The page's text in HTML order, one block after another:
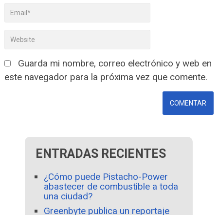
Guarda mi nombre, correo electrónico y web en
este navegador para la próxima vez que comente.
ENTRADAS RECIENTES
¿Cómo puede Pistacho-Power
abastecer de combustible a toda
una ciudad?
Greenbyte publica un reportaje